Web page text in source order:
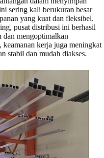
sering kali berukuran besar
yang kuat dan fleksibel.
pusat distribusi ini berhasil
dan mengoptimalkan
kerja juga meningkat
stabil dan mudah diakses.